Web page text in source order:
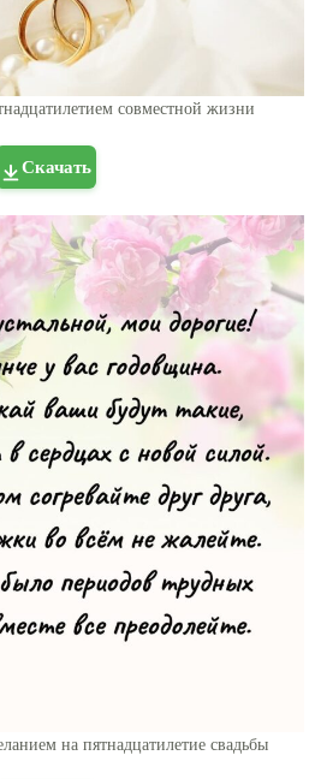
совместной жизни
Скачать
на пятнадцатилетие свадьбы